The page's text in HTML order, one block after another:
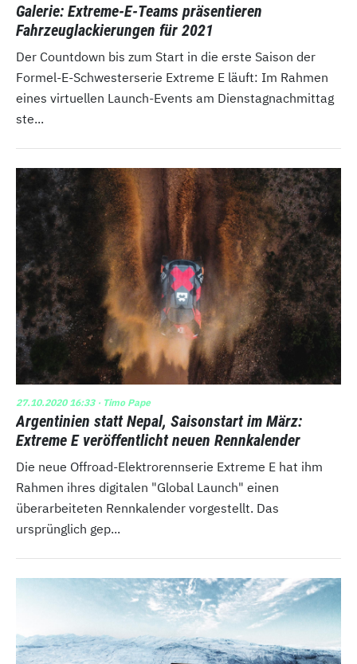
Galerie: Extreme-E-Teams präsentieren
Fahrzeuglackierungen für 2021
Der Countdown bis zum Start in die erste Saison der
Formel-E-Schwesterserie Extreme E läuft: Im Rahmen
eines virtuellen Launch-Events am Dienstagnachmittag
ste...
27.10.2020 16:33· Timo Pape
Argentinien statt Nepal, Saisonstart im März:
Extreme E veröffentlicht neuen Rennkalender
Die neue Offroad-Elektrorennserie Extreme E hat ihm
Rahmen ihres digitalen "Global Launch" einen
überarbeiteten Rennkalender vorgestellt. Das
ursprünglich gep...